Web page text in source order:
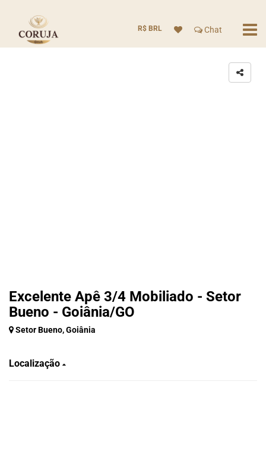
R$ BRL Chat
Excelente Apê 3/4 Mobiliado - Setor
Bueno - Goiânia/GO
Setor Bueno, Goiânia
Localização